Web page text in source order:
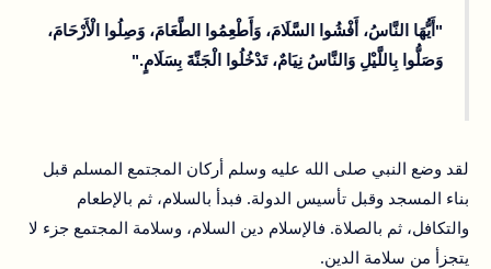
"أَيُّهَا النَّاسُ، أَفْشُوا السَّلَامَ، وَأَطْعِمُوا الطَّعَامَ، وَصِلُوا الْأَرْحَامَ،
وَصَلُّوا بِاللَّيْلِ وَالنَّاسُ نِيَامٌ، تَدْخُلُوا الْجَنَّةَ بِسَلَامٍ."
لقد وضع النبي صلى الله عليه وسلم أركان المجتمع المسلم قبل
بناء المسجد وقبل تأسيس الدولة. فبدأ بالسلام، ثم بالإطعام
والتكافل، ثم بالصلاة. فالإسلام دين السلام، وسلامة المجتمع جزء لا
يتجزأ من سلامة الدين.